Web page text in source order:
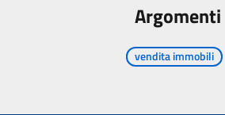
Argomenti
vendita immobili